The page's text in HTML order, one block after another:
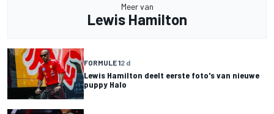
Meer van
Lewis Hamilton
FORMULE 12 d
Lewis Hamilton deelt eerste foto's van nieuwe
puppy Halo